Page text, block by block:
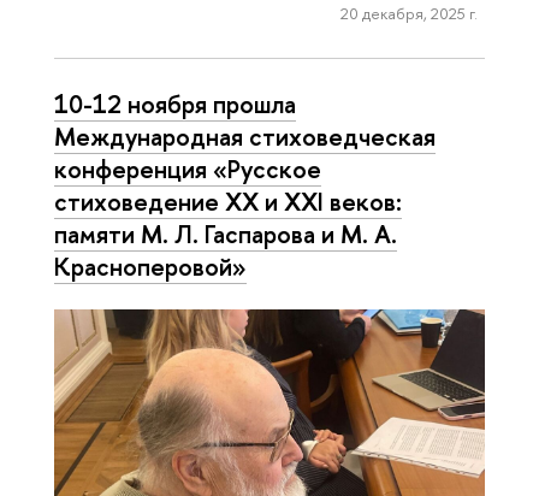
20 декабря, 2025 г.
10-12 ноября прошла
Международная стиховедческая
конференция «Русское
стиховедение XX и XXI веков:
памяти М. Л. Гаспарова и М. А.
Красноперовой»